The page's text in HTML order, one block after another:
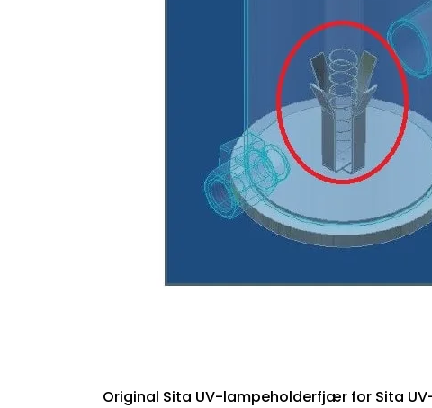
Original Sita UV-lampeholderfjær for Sita